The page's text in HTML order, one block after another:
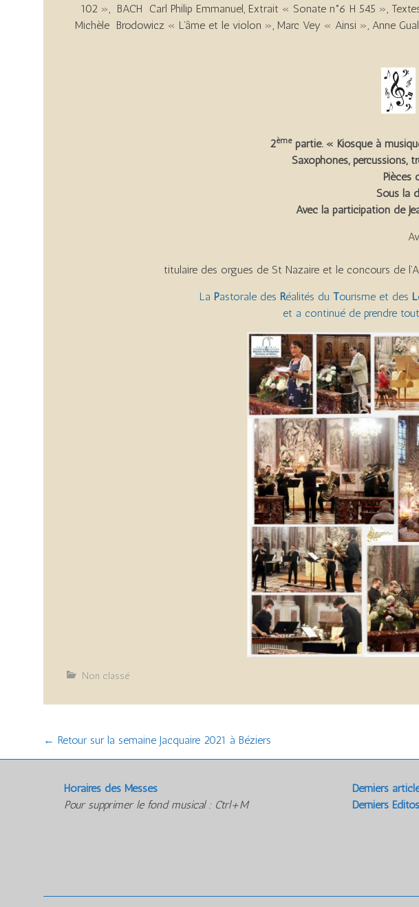
102 », BACH Carl Philip Emmanuel, Extrait « Sonate n°6 H 545 »,
Michèle Brodowicz « L’âme et le violon », Marc Vey « Ainsi », Anne
2èmepartie. « Kiosque à
Saxophones,
Pièces
Sous la
Avec la participation de
titulaire des orgues de St Nazaire et le concours de
La Pastorale des Réalités du Tourisme et des L
et a continué de prendre
Non classé
Post
← Retour sur la semaine Jacquaire 2021 à Béziers
Horaires des Messes
Pour supprimer le fond musical : Ctrl+M
Derniers
Derniers Editos